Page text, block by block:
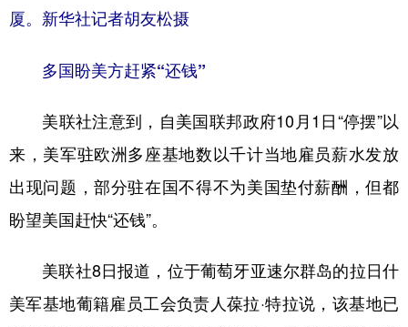
厦。新华社记者胡友松摄
多国盼美方赶紧“还钱”
美联社注意到，自美国联邦政府10月1日“停摆”以
来，美军驻欧洲多座基地数以千计当地雇员薪水发放
出现问题，部分驻在国不得不为美国垫付薪酬，但都
盼望美国赶快“还钱”。
美联社8日报道，位于葡萄牙亚速尔群岛的拉日什
美军基地葡籍雇员工会负责人葆拉·特拉说，该基地已